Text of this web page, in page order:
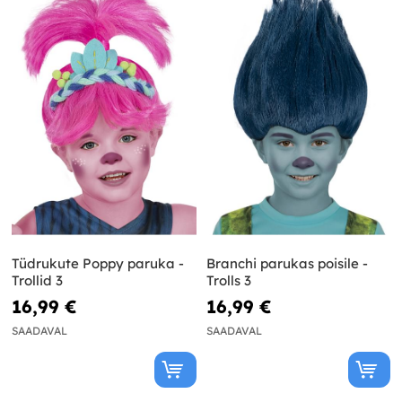
Tüdrukute Poppy paruka -
Trollid 3
16,99 €
SAADAVAL
Branchi parukas poisile -
Trolls 3
16,99 €
SAADAVAL